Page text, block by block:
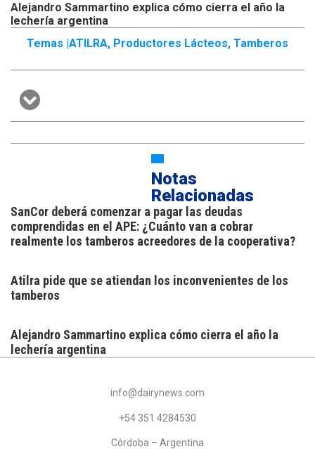
Alejandro Sammartino explica cómo cierra el año la
lechería argentina
Temas | ATILRA, Productores Lácteos, Tamberos
Notas
Relacionadas
SanCor deberá comenzar a pagar las deudas
comprendidas en el APE: ¿Cuánto van a cobrar
realmente los tamberos acreedores de la cooperativa?
Atilra pide que se atiendan los inconvenientes de los
tamberos
Alejandro Sammartino explica cómo cierra el año la
lechería argentina
info@dairynews.com
+54 351 4284530
Córdoba – Argentina